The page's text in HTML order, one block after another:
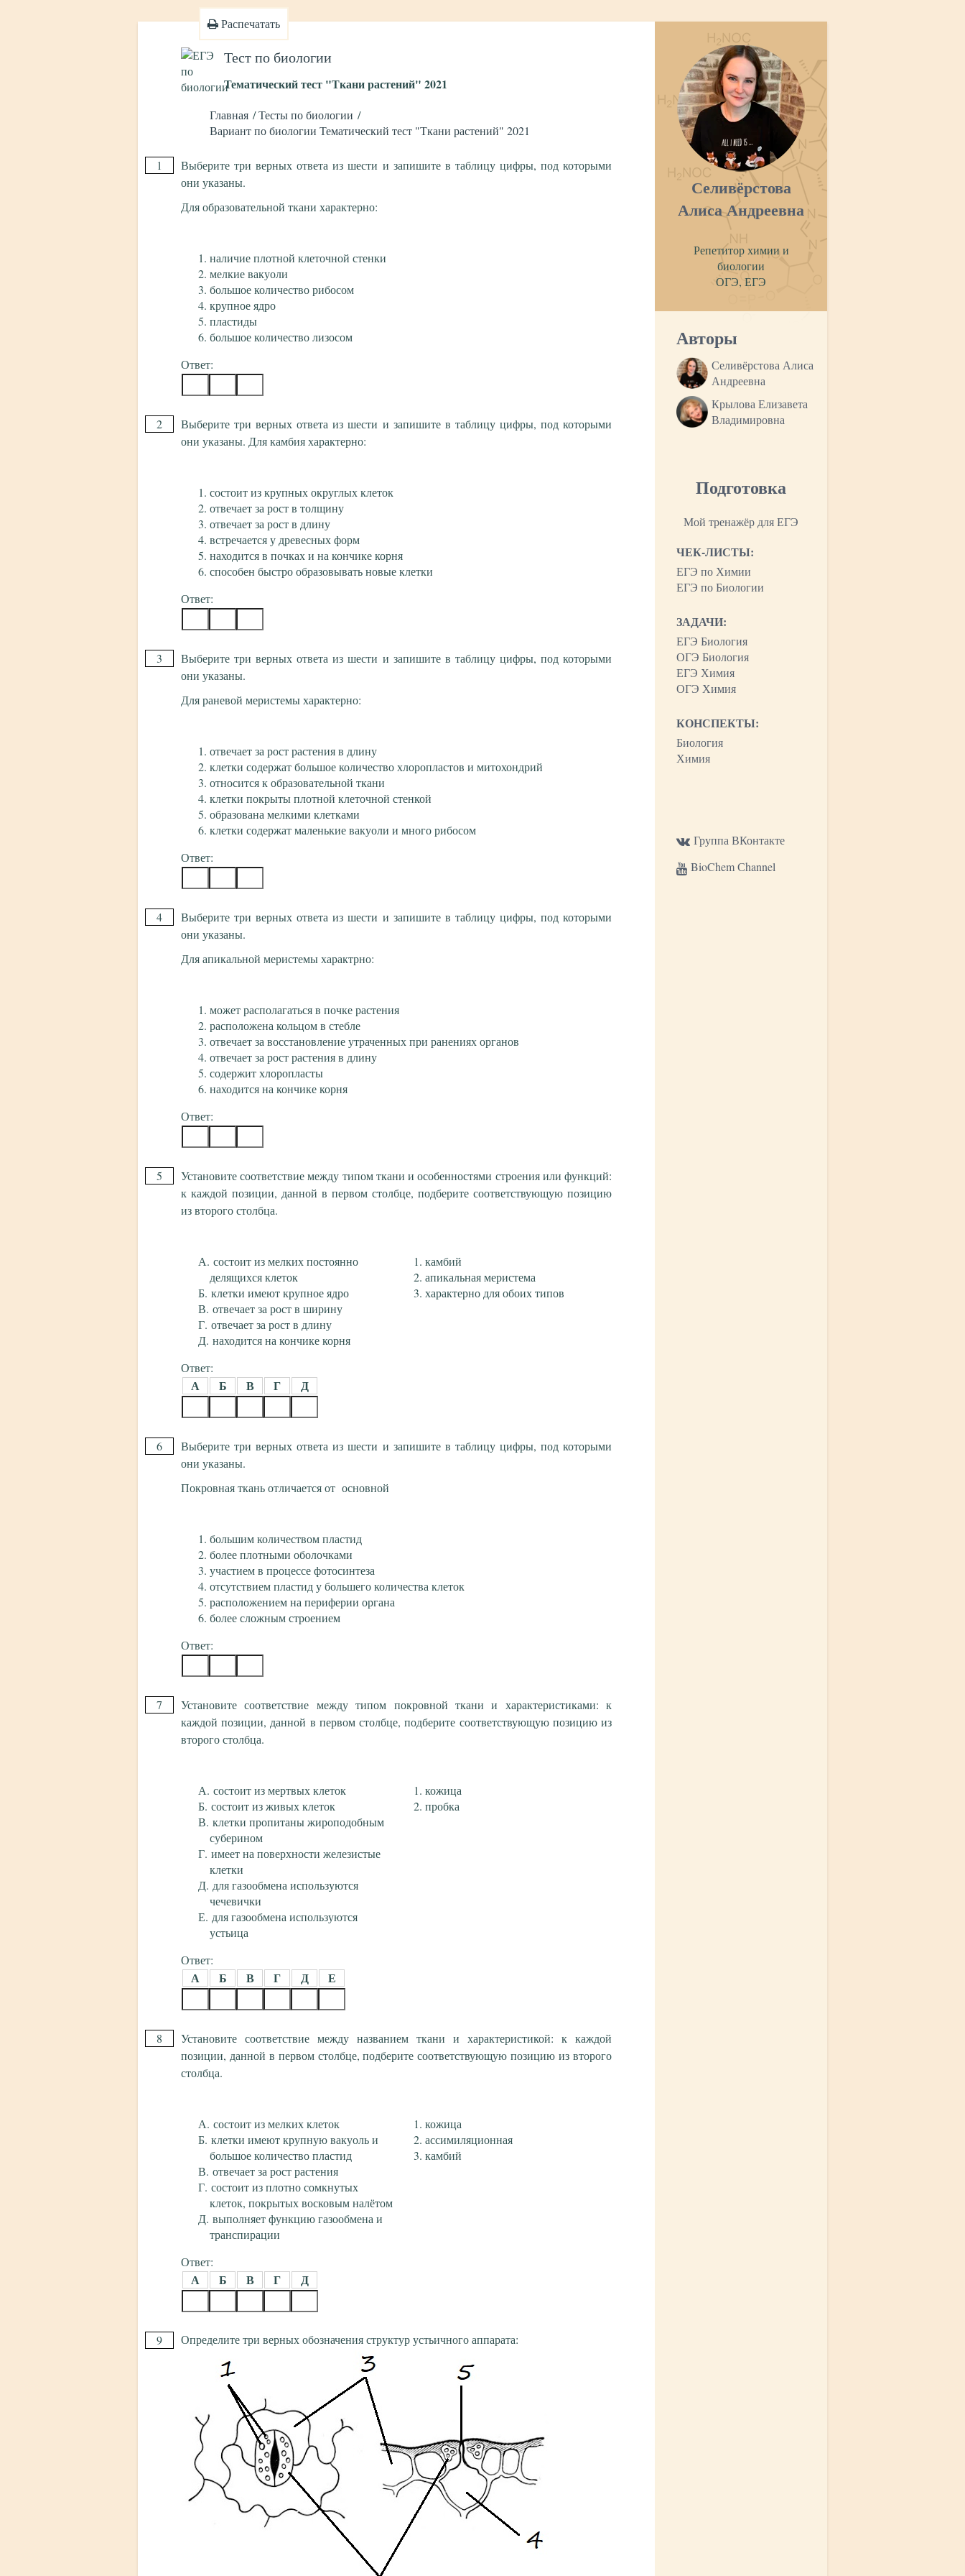
Селивёрстова
Алиса Андреевна
Репетитор химии и
биологии
ОГЭ, ЕГЭ
Авторы
Селивёрстова Алиса
Андреевна
Крылова Елизавета
Владимировна
Подготовка
Мой тренажёр для ЕГЭ
ЧЕК-ЛИСТЫ:
ЕГЭ по Химии
ЕГЭ по Биологии
ЗАДАЧИ:
ЕГЭ Биология
ОГЭ Биология
ЕГЭ Химия
ОГЭ Химия
КОНСПЕКТЫ:
Биология
Химия
Группа ВКонтакте
BioChem Сhannel
Распечатать
Тест по биологии
Тематический тест "Ткани растений" 2021
Главная
Тесты по биологии
Вариант по биологии Тематический тест "Ткани растений" 2021
1
Выберите три верных ответа из шести и запишите в таблицу цифры, под которыми
они указаны.
Для образовательной ткани характерно:
наличие плотной клеточной стенки
мелкие вакуоли
большое количество рибосом
крупное ядро
пластиды
большое количество лизосом
Ответ:
2
Выберите три верных ответа из шести и запишите в таблицу цифры, под которыми
они указаны. Для камбия характерно:
состоит из крупных округлых клеток
отвечает за рост в толщину
отвечает за рост в длину
встречается у древесных форм
находится в почках и на кончике корня
способен быстро образовывать новые клетки
Ответ:
3
Выберите три верных ответа из шести и запишите в таблицу цифры, под которыми
они указаны.
Для раневой меристемы характерно:
отвечает за рост растения в длину
клетки содержат большое количество хлоропластов и митохондрий
относится к образовательной ткани
клетки покрыты плотной клеточной стенкой
образована мелкими клетками
клетки содержат маленькие вакуоли и много рибосом
Ответ:
4
Выберите три верных ответа из шести и запишите в таблицу цифры, под которыми
они указаны.
Для апикальной меристемы характрно:
может располагаться в почке растения
расположена кольцом в стебле
отвечает за восстановление утраченных при ранениях органов
отвечает за рост растения в длину
содержит хлоропласты
находится на кончике корня
Ответ:
5
Установите соответствие между типом ткани и особенностями строения или функций:
к каждой позиции, данной в первом столбце, подберите соответствующую позицию
из второго столбца.
состоит из мелких постоянно
делящихся клеток
клетки имеют крупное ядро
отвечает за рост в ширину
отвечает за рост в длину
находится на кончике корня
камбий
апикальная меристема
характерно для обоих типов
Ответ:
А Б В Г Д
6
Выберите три верных ответа из шести и запишите в таблицу цифры, под которыми
они указаны.
Покровная ткань отличается от основной
большим количеством пластид
более плотными оболочками
участием в процессе фотосинтеза
отсутствием пластид у большего количества клеток
расположением на периферии органа
более сложным строением
Ответ:
7
Установите соответствие между типом покровной ткани и характеристиками: к
каждой позиции, данной в первом столбце, подберите соответствующую позицию из
второго столбца.
состоит из мертвых клеток
состоит из живых клеток
клетки пропитаны жироподобным
суберином
имеет на поверхности железистые
клетки
для газообмена используются
чечевички
для газообмена используются
устьица
кожица
пробка
Ответ:
А Б В Г Д Е
8
Установите соответствие между названием ткани и характеристикой: к каждой
позиции, данной в первом столбце, подберите соответствующую позицию из второго
столбца.
состоит из мелких клеток
клетки имеют крупную вакуоль и
большое количество пластид
отвечает за рост растения
состоит из плотно сомкнутых
клеток, покрытых восковым налётом
выполняет функцию газообмена и
транспирации
кожица
ассимиляционная
камбий
Ответ:
А Б В Г Д
9 Определите три верных обозначения структур устьичного аппарата: